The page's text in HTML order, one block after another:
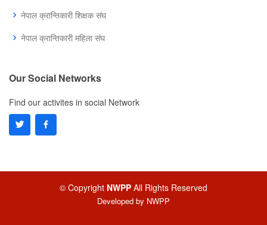
नेपाल क्रान्तिकारी शिक्षक संघ
नेपाल क्रान्तिकारी महिला संघ
Our Social Networks
Find our activites in social Network
© Copyright NWPP All Rights Reserved
Developed by NWPP